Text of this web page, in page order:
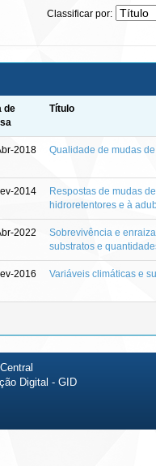
Classificar por:
de
Título
2018 Qualidade de mudas
2014
Respostas de mudas
hidroretentores e à
2022
Sobrevivência e
substratos e
2016 Variáveis climáticas e
Digital - GID